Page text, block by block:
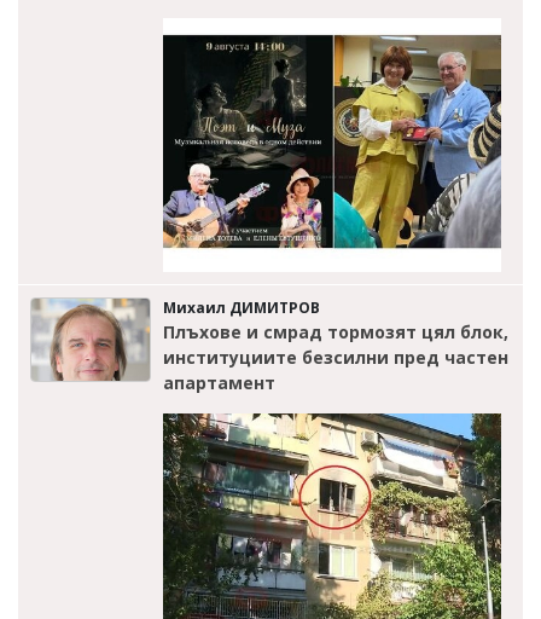
Михаил ДИМИТРОВ
Плъхове и смрад тормозят цял блок,
институциите безсилни пред частен
апартамент